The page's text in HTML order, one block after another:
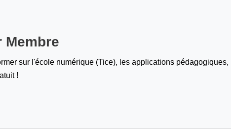
Membre
sur l'école numérique (Tice), les applications
!